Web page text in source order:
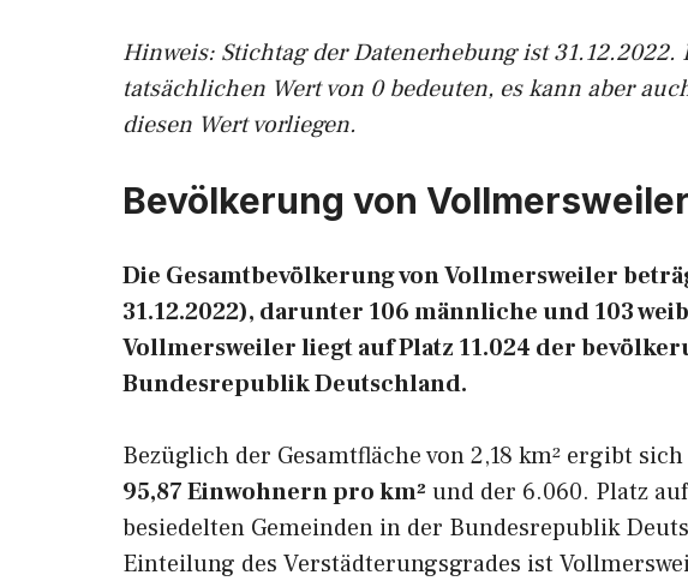
Hinweis: Stichtag der Datenerhebung ist 31.12.2022.
tatsächlichen Wert von 0 bedeuten, es kann aber
diesen Wert vorliegen.
Bevölkerung von Vollmersweiler
Die Gesamtbevölkerung von Vollmersweiler
31.12.2022), darunter 106 männliche und 103
Vollmersweiler liegt auf Platz 11.024 der
Bundesrepublik Deutschland.
Bezüglich der Gesamtfläche von 2,18 km² ergibt
95,87 Einwohnern pro km² und der 6.060. Platz
besiedelten Gemeinden in der Bundesrepublik
Einteilung des Verstädterungsgrades ist